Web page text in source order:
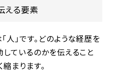
える要素
」です。どのような経歴を
ているのかを伝えること
まります。